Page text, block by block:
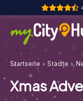
So
Städte
Startseite Städte
Xmas